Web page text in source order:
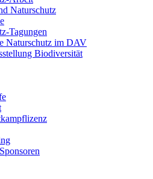
Naturschutz
Tagungen
Naturschutz im DAV
Biodiversität